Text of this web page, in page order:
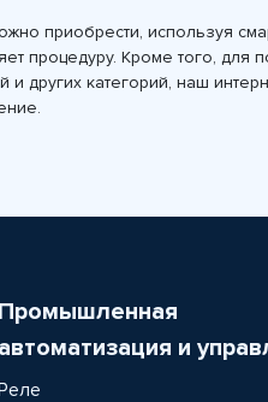
приобрести, используя
процедуру. Кроме того,
других категорий, наш
Промышленная
автоматизация и